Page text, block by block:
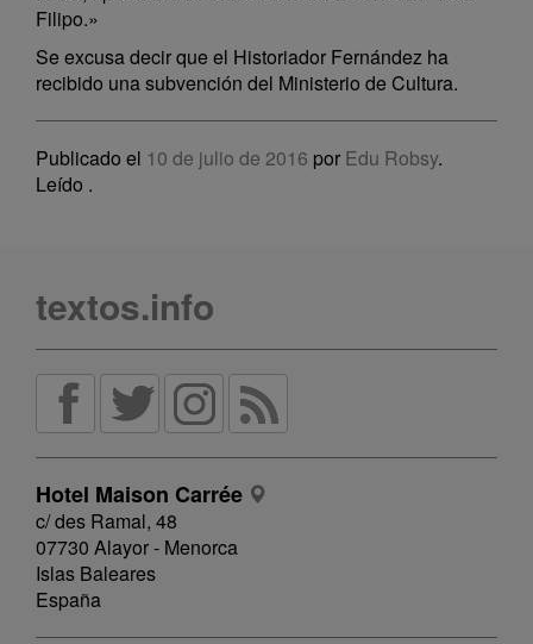
Filipo.»
Se excusa decir que el Historiador Fernández ha
recibido una subvención del Ministerio de Cultura.
Publicado el 10 de julio de 2016 por Edu Robsy.
Leído .
textos.info
Hotel Maison Carrée
c/ des Ramal, 48
07730 Alayor - Menorca
Islas Baleares
España